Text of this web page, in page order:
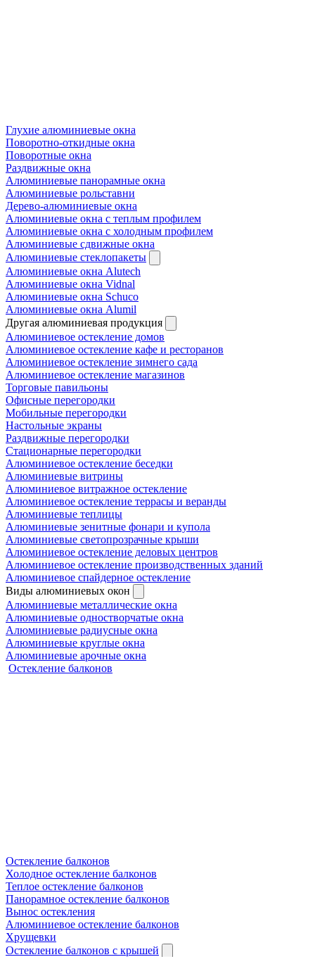
Глухие алюминиевые окна
Поворотно-откидные окна
Поворотные окна
Раздвижные окна
Алюминиевые панорамные окна
Алюминиевые рольставни
Дерево-алюминиевые окна
Алюминиевые окна с теплым профилем
Алюминиевые окна с холодным профилем
Алюминиевые сдвижные окна
Алюминиевые стеклопакеты
Алюминиевые окна Alutech
Алюминиевые окна Vidnal
Алюминиевые окна Schuco
Алюминиевые окна Alumil
Другая алюминиевая продукция
Алюминиевое остекление домов
Алюминиевое остекление кафе и ресторанов
Алюминиевое остекление зимнего сада
Алюминиевое остекление магазинов
Торговые павильоны
Офисные перегородки
Мобильные перегородки
Настольные экраны
Раздвижные перегородки
Стационарные перегородки
Алюминиевое остекление беседки
Алюминиевые витрины
Алюминиевое витражное остекление
Алюминиевое остекление террасы и веранды
Алюминиевые теплицы
Алюминиевые зенитные фонари и купола
Алюминиевые светопрозрачные крыши
Алюминиевое остекление деловых центров
Алюминиевое остекление производственных зданий
Алюминиевое спайдерное остекление
Виды алюминиевых окон
Алюминиевые металлические окна
Алюминиевые одностворчатые окна
Алюминиевые радиусные окна
Алюминиевые круглые окна
Алюминиевые арочные окна
Остекление балконов
Остекление балконов
Холодное остекление балконов
Теплое остекление балконов
Панорамное остекление балконов
Вынос остекления
Алюминиевое остекление балконов
Хрущевки
Остекление балконов с крышей